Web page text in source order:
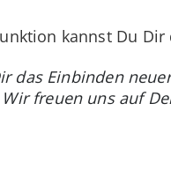
kannst Du
das Einbinden
Wir freuen uns auf